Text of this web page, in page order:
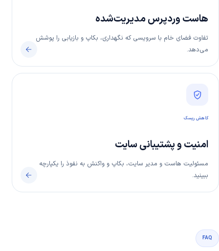
هاست وردپرس مدیریت‌شده
تفاوت فضای خام با سرویسی که نگهداری، بکاپ و بازیابی را پوشش
می‌دهد.
کاهش ریسک
امنیت و پشتیبانی سایت
مسئولیت هاست و مدیر سایت، بکاپ و واکنش به نفوذ را یکپارچه
ببینید.
FAQ